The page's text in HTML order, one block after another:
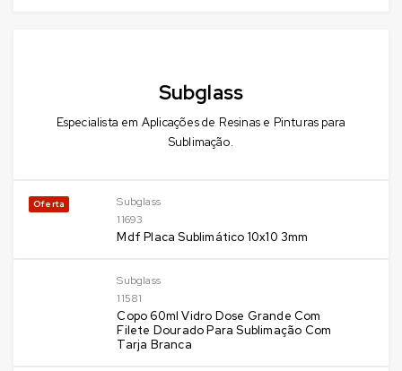
Subglass
Especialista em Aplicações de Resinas e Pinturas para
Sublimação.
Oferta
Subglass
11693
Mdf Placa Sublimático 10x10 3mm
Subglass
11581
Copo 60ml Vidro Dose Grande Com
Filete Dourado Para Sublimação Com
Tarja Branca